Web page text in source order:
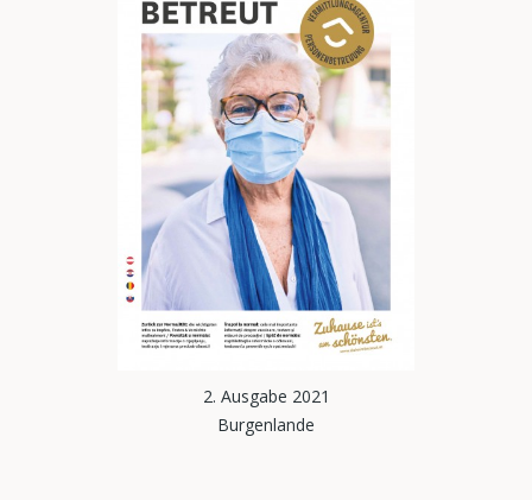
2. Ausgabe 2021
Burgenlande